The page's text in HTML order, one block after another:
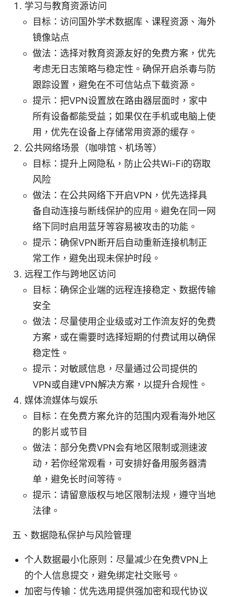
学习与教育资源访问
目标：访问国外学术数据库、课程资源、海外
镜像站点
做法：选择对教育资源友好的免费方案，优先
考虑无日志策略与稳定性。确保开启杀毒与防
跟踪设置，避免在不可信站点下载资源。
提示：把VPN设置放在路由器层面时，家中
所有设备都能受益；如果仅在手机或电脑上使
用，优先在设备上存储常用资源的缓存。
公共网络场景（咖啡馆、机场等）
目标：提升上网隐私，防止公共Wi-Fi的窃取
风险
做法：在公共网络下开启VPN，优先选择具
备自动连接与断线保护的应用。避免在同一网
络下同时启用蓝牙等容易被攻击的功能。
提示：确保VPN断开后自动重新连接机制正
常工作，避免出现未保护时段。
远程工作与跨地区访问
目标：确保企业端的远程连接稳定、数据传输
安全
做法：尽量使用企业级或对工作流友好的免费
方案，或在需要时选择短期的付费试用以确保
稳定性。
提示：对敏感信息，尽量通过公司提供的
VPN或自建VPN解决方案，以提升合规性。
媒体流媒体与娱乐
目标：在免费方案允许的范围内观看海外地区
的影片或节目
做法：部分免费VPN会有地区限制或测速波
动，若你经常观看，可安排好备用服务器清
单，避免长时间等待。
提示：请留意版权与地区限制法规，遵守当地
法律。
五、数据隐私保护与风险管理
个人数据最小化原则：尽量减少在免费VPN上
的个人信息提交，避免绑定社交账号。
加密与传输：优先选用提供强加密和现代协议